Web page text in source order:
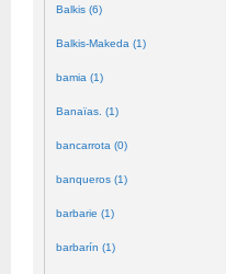
Balkis (6)
Balkis-Makeda (1)
bamia (1)
Banaïas. (1)
bancarrota (0)
banqueros (1)
barbarie (1)
barbarín (1)